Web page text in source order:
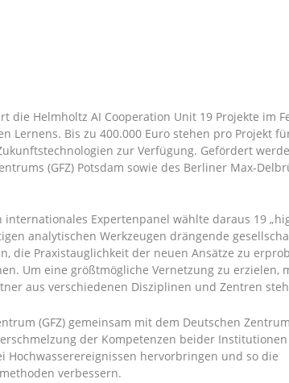
die Helmholtz AI Cooperation Unit 19 Projekte im
Bis zu 400.000 Euro stehen pro Projekt
zur Verfügung. Gefördert
(GFZ) Potsdam sowie des Berliner Max-
Expertenpanel wählte daraus 19
analytischen Werkzeugen drängende
die Praxistauglichkeit der neuen Ansätze zu
Um eine größtmögliche Vernetzung zu erzielen,
aus verschiedenen Disziplinen und Zentren
(GFZ) gemeinsam mit dem Deutschen
der Kompetenzen beider
Hochwasserereignissen hervorbringen und so die
verbessern.